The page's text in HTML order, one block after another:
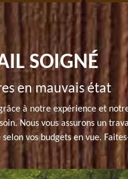
SOIGNÉ
en mauvais état
à notre expérience et
Nous vous assurons un
vos budgets en vue.